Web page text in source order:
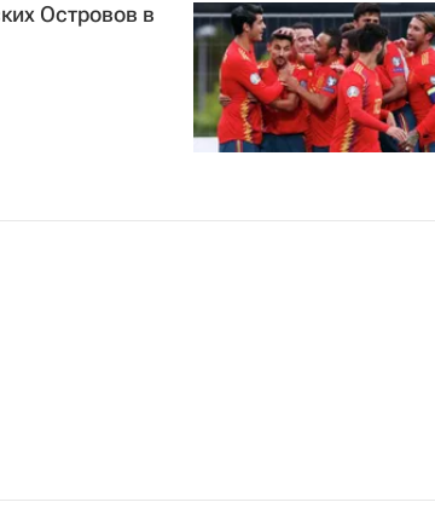
Островов в